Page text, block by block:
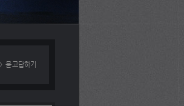
묻고답하기